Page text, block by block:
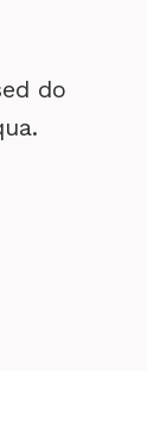
do